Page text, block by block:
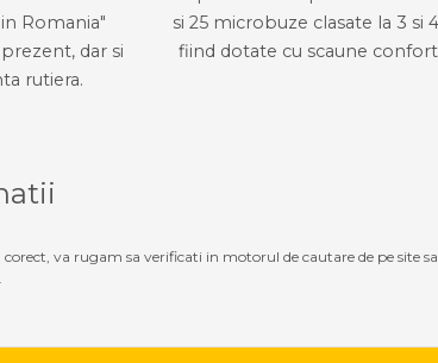
Romania"
dar si
rutiera.
si 25 microbuze clasate la 3 si
fiind dotate cu scaune
va rugam sa verificati in motorul de cautare de pe site